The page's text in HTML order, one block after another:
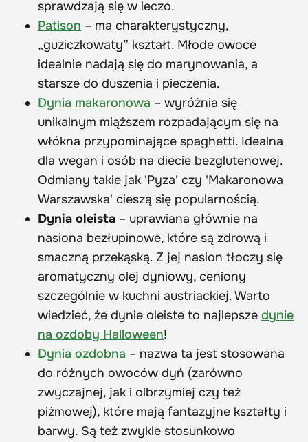
sprawdzają się w leczo.
Patison – ma charakterystyczny,
„guziczkowaty” kształt. Młode owoce
idealnie nadają się do marynowania, a
starsze do duszenia i pieczenia.
Dynia makaronowa – wyróżnia się
unikalnym miąższem rozpadającym się na
włókna przypominające spaghetti. Idealna
dla wegan i osób na diecie bezglutenowej.
Odmiany takie jak 'Pyza' czy 'Makaronowa
Warszawska' cieszą się popularnością.
Dynia oleista – uprawiana głównie na
nasiona bezłupinowe, które są zdrową i
smaczną przekąską. Z jej nasion tłoczy się
aromatyczny olej dyniowy, ceniony
szczególnie w kuchni austriackiej. Warto
wiedzieć, że dynie oleiste to najlepsze dynie
na ozdoby Halloween!
Dynia ozdobna – nazwa ta jest stosowana
do różnych owoców dyń (zarówno
zwyczajnej, jak i olbrzymiej czy też
piżmowej), które mają fantazyjne kształty i
barwy. Są też zwykle stosunkowo